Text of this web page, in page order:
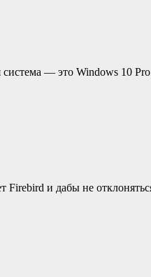
— это Windows 10
Firebird и дабы не